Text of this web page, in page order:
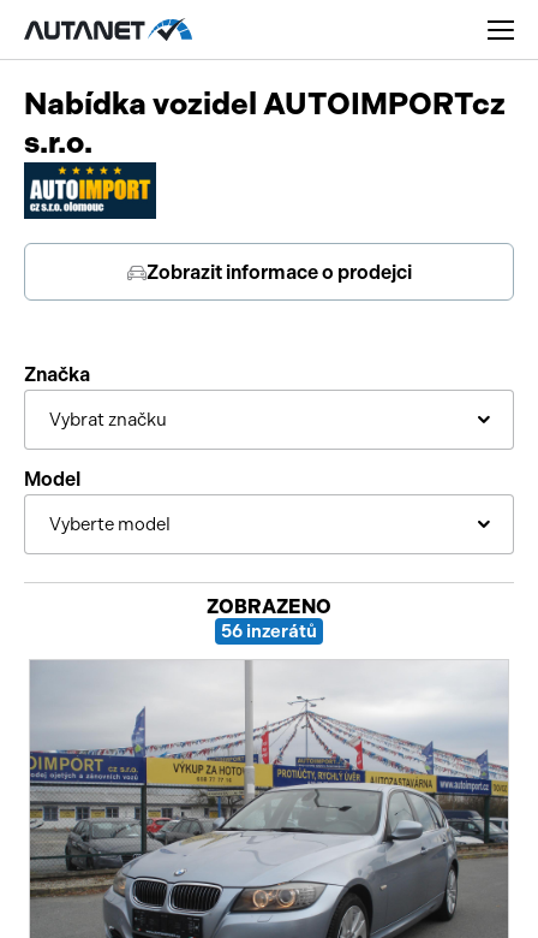
Užitková
Pracovní stroje
Auto a život
Nabídka vozidel AUTOIMPORTcz
s.r.o.
Zobrazit informace o prodejci
Značka
Vybrat značku
Model
Vyberte model
ZOBRAZENO
56 inzerátů